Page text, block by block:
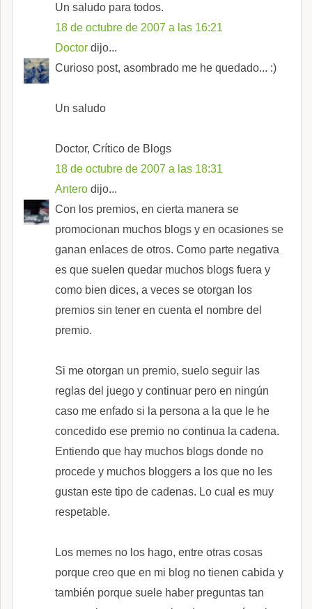
Un saludo para todos.
18 de octubre de 2007 a las 16:21
Doctor dijo...
Curioso post, asombrado me he quedado... :)
Un saludo
Doctor, Crítico de Blogs
18 de octubre de 2007 a las 18:31
Antero dijo...
Con los premios, en cierta manera se
promocionan muchos blogs y en ocasiones se
ganan enlaces de otros. Como parte negativa
es que suelen quedar muchos blogs fuera y
como bien dices, a veces se otorgan los
premios sin tener en cuenta el nombre del
premio.
Si me otorgan un premio, suelo seguir las
reglas del juego y continuar pero en ningún
caso me enfado si la persona a la que le he
concedido ese premio no continua la cadena.
Entiendo que hay muchos blogs donde no
procede y muchos bloggers a los que no les
gustan este tipo de cadenas. Lo cual es muy
respetable.
Los memes no los hago, entre otras cosas
porque creo que en mi blog no tienen cabida y
también porque suele haber preguntas tan